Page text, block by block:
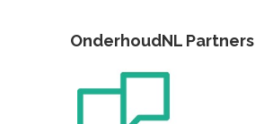
OnderhoudNL Partners